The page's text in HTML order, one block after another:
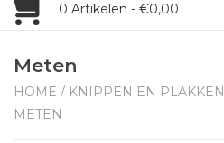
0 Artikelen - €0,00
Meten
HOME / KNIPPEN EN PLAKKEN
METEN